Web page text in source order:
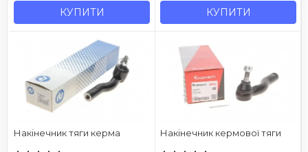
КУПИТИ КУПИТИ
Накінечник тяги керма Накінечник кермової тяги